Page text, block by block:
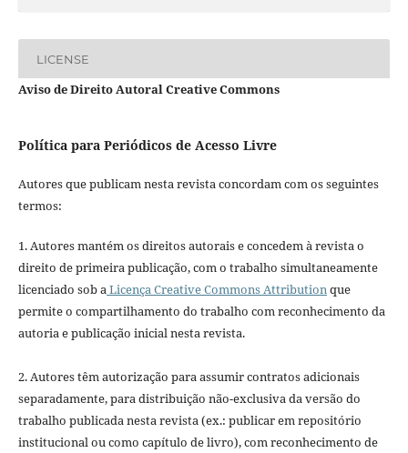
LICENSE
Aviso de Direito Autoral Creative Commons
Política para Periódicos de Acesso Livre
Autores que publicam nesta revista concordam com os seguintes
termos:
1. Autores mantém os direitos autorais e concedem à revista o
direito de primeira publicação, com o trabalho simultaneamente
licenciado sob aLicença Creative Commons Attributionque
permite o compartilhamento do trabalho com reconhecimento da
autoria e publicação inicial nesta revista.
2. Autores têm autorização para assumir contratos adicionais
separadamente, para distribuição não-exclusiva da versão do
trabalho publicada nesta revista (ex.: publicar em repositório
institucional ou como capítulo de livro), com reconhecimento de